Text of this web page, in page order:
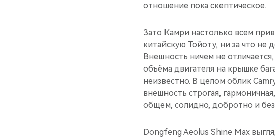
отношение пока скептическое.
Зато Камри настолько всем
китайскую Тойоту, ни за что не
Внешность ничем не
объёма двигателя на крышке
неизвестно. В целом облик
внешность строгая,
общем, солидно, добротно и
Dongfeng Aeolus Shine Max